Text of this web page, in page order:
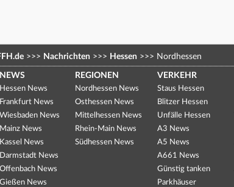
>>> Nachrichten >>> Hessen >>> Nordhessen
NEWS
Hessen News
Frankfurt News
Wiesbaden News
Mainz News
Kassel News
Darmstadt News
Offenbach News
Gießen News
REGIONEN
Nordhessen News
Osthessen News
Mittelhessen News
Rhein-Main News
Südhessen News
VERKEHR
Staus Hessen
Blitzer Hessen
Unfälle Hessen
A3 News
A5 News
A661 News
Günstig tanken
Parkhäuser